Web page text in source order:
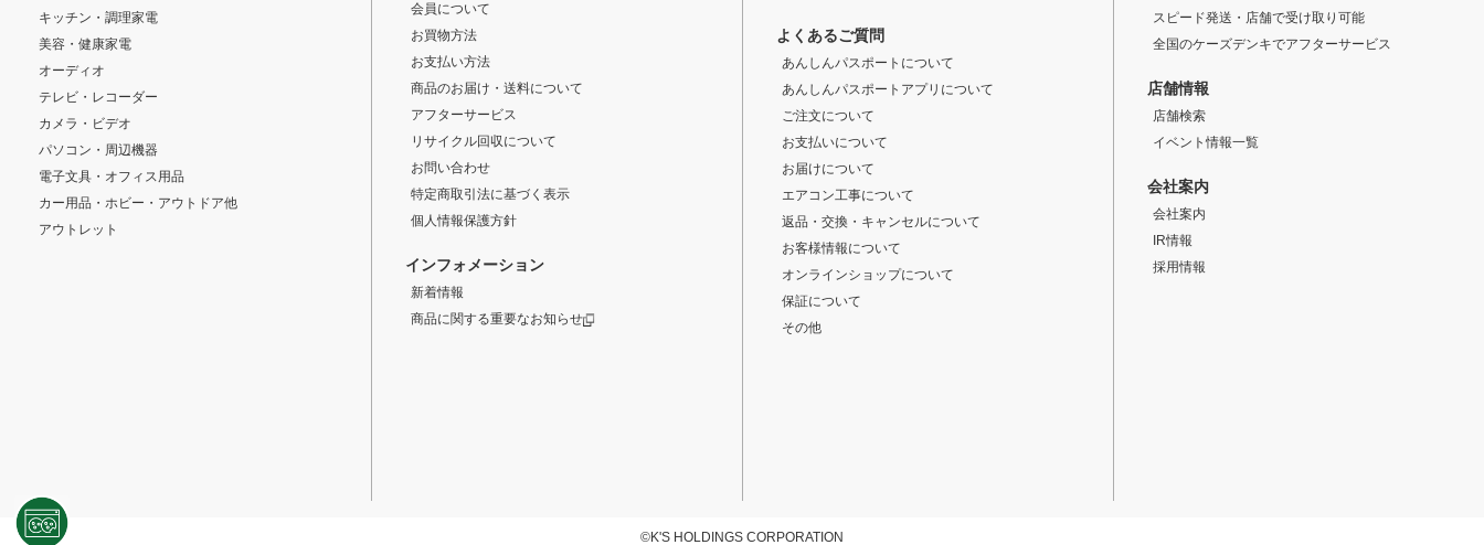
キッチン・調理家電
美容・健康家電
オーディオ
テレビ・レコーダー
カメラ・ビデオ
パソコン・周辺機器
電子文具・オフィス用品
カー用品・ホビー・アウトドア他
アウトレット
会員について
お買物方法
お支払い方法
商品のお届け・送料について
アフターサービス
リサイクル回収について
お問い合わせ
特定商取引法に基づく表示
個人情報保護方針
インフォメーション
新着情報
商品に関する重要なお知らせ
よくあるご質問
あんしんパスポートについて
あんしんパスポートアプリについて
ご注文について
お支払いについて
お届けについて
エアコン工事について
返品・交換・キャンセルについて
お客様情報について
オンラインショップについて
保証について
その他
スピード発送・店舗で受け取り可能
全国のケーズデンキでアフターサービス
店舗情報
店舗検索
イベント情報一覧
会社案内
会社案内
IR情報
採用情報
©K'S HOLDINGS CORPORATION